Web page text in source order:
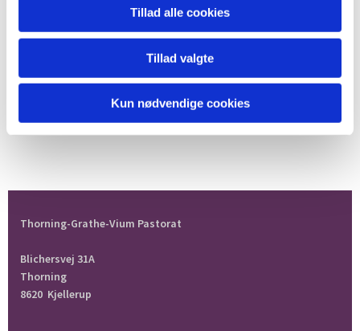
Tillad alle cookies
Tillad valgte
Kun nødvendige cookies
Thorning-Grathe-Vium Pastorat
Blichersvej 31A
Thorning
8620 Kjellerup